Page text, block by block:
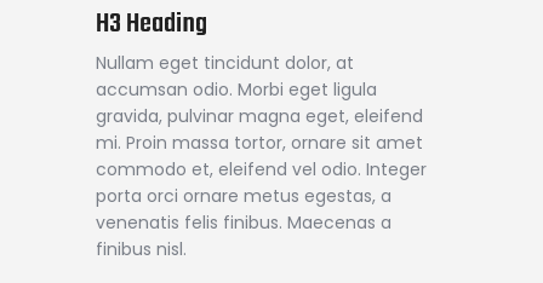
H3 Heading
Nullam eget tincidunt dolor, at
accumsan odio. Morbi eget ligula
gravida, pulvinar magna eget, eleifend
mi. Proin massa tortor, ornare sit amet
commodo et, eleifend vel odio. Integer
porta orci ornare metus egestas, a
venenatis felis finibus. Maecenas a
finibus nisl.